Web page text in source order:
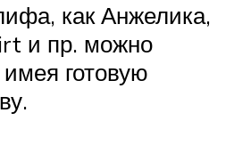
как Анжелика,
и пр. можно
готовую